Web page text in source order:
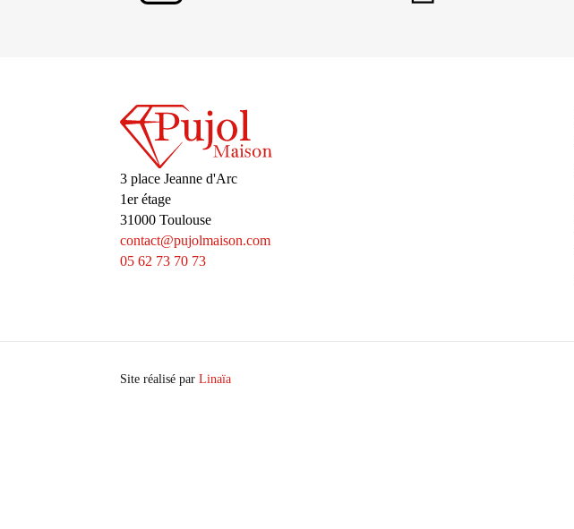
3 place Jeanne d'Arc
1er étage
31000 Toulouse
contact@pujolmaison.com
05 62 73 70 73
Site réalisé parLinaïa